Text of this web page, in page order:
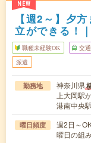
NEW
【週2～】夕
立ができる！
職種未経験OK 交
派遣
勤務地 神奈川県
上大岡駅
港南中央
曜日頻度
週2日～
曜日の組